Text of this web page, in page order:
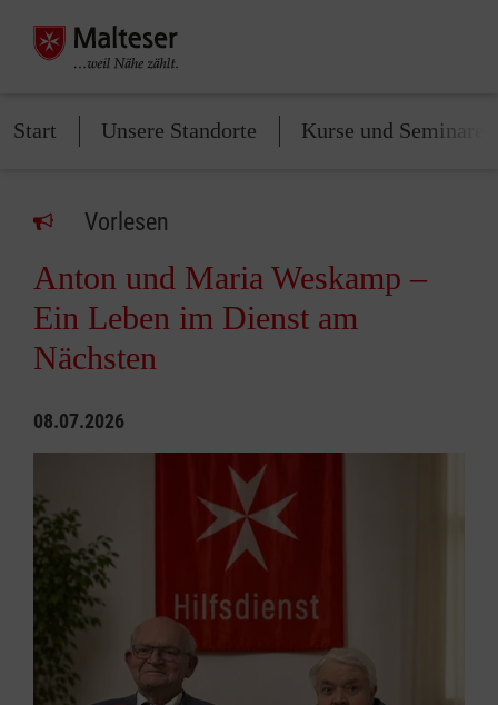
Start Unsere Standorte Kurse und Seminare
Vorlesen
Anton und Maria Weskamp –
Ein Leben im Dienst am
Nächsten
08.07.2026